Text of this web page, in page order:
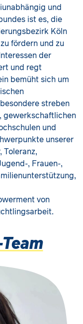
und
ist es, die
Köln
fördern und zu
der
und regt
bemüht sich um
streben
gewerkschaftlichen
und
unserer
Toleranz,
, Frauen-,
von